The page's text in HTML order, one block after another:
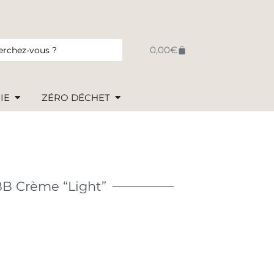
0,00€
ZÉRO DÉCHET
Crème “Light”